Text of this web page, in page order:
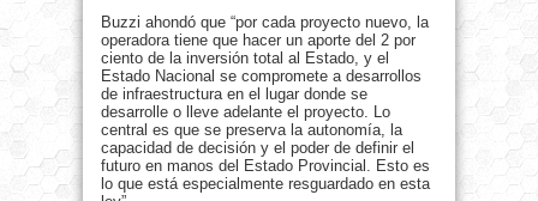
Buzzi ahondó que “por cada proyecto nuevo, la
operadora tiene que hacer un aporte del 2 por
ciento de la inversión total al Estado, y el
Estado Nacional se compromete a desarrollos
de infraestructura en el lugar donde se
desarrolle o lleve adelante el proyecto. Lo
central es que se preserva la autonomía, la
capacidad de decisión y el poder de definir el
futuro en manos del Estado Provincial. Esto es
lo que está especialmente resguardado en esta